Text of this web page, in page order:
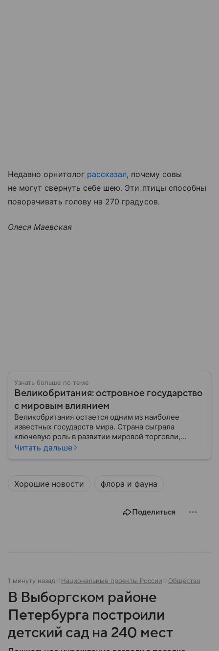
Недавно орнитолог рассказал, почему совы
не могут свернуть себе шею. Эти птицы способны
поворачивать голову на 270 градусов.
Олеся Маевская
Узнать больше по теме
Великобритания: островное государство
с мировым влиянием
Великобритания остается одним из наиболее
известных государств мира. Страна сыграла
ключевую роль в развитии мировой торговли,
промышленности, науки и международных
Читать дальше
Хорошие новости флора и фауна
Поделиться
1 минуту назад Национальные проекты России Общество
В Выборгском районе
Петербурга построили
детский сад на 240 мест